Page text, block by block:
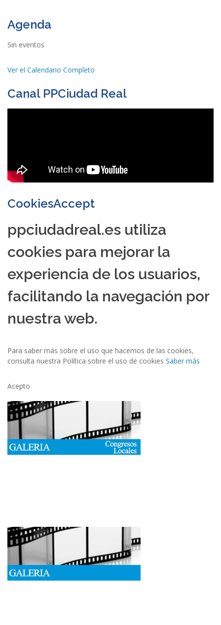
Agenda
Sin eventos
Ver el Calendario Completo
Canal PPCiudad Real
CookiesAccept
ppciudadreal.es utiliza
cookies para mejorar la
experiencia de los usuarios,
facilitando la navegación por
nuestra web.
Para saber más sobre el uso que hacemos de las cookies,
consulta nuestra Política sobre el uso de cookies Saber más
Acepto